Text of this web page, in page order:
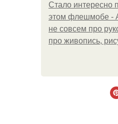
Стало интересно
этом флешмобе -
не совсем про
про живопись,